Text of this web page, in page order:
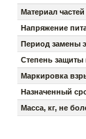
Материал
Напряжение
Период замены
Степень защиты
Маркировка
Назначенный
Масса, кг, не